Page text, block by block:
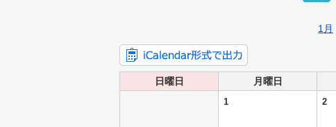
1月
日曜日 月曜日
1 2